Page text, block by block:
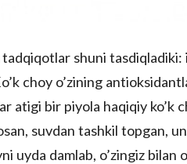
shuni tasdiqladiki:
choy o’zining
atigi bir piyola haqiqiy ko’k
suvdan tashkil topgan,
uyda damlab, o’zingiz bilan